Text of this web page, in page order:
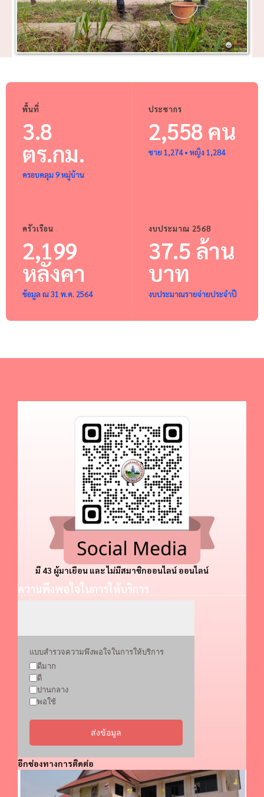
พื้นที่
3.8
ตร.กม.
ครอบคลุม 9 หมู่บ้าน
ประชากร
2,558 คน
ชาย 1,274 • หญิง 1,284
ครัวเรือน
2,199
หลังคา
ข้อมูล ณ 31 พ.ค. 2564
งบประมาณ 2568
37.5 ล้าน
บาท
งบประมาณรายจ่ายประจำปี
มี 43 ผู้มาเยือน และ ไม่มีสมาชิกออนไลน์ ออนไลน์
ความพึงพอใจในการให้บริการ
แบบสำรวจความพึงพอใจในการให้บริการ
ดีมาก
ดี
ปานกลาง
พอใช้
ส่งข้อมูล
อีกช่องทางการติดต่อ